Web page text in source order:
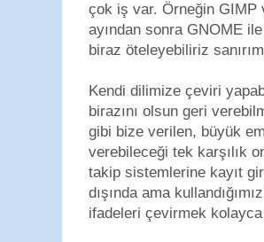
çok iş var. Örneğin GIMP
ayından sonra GNOME
biraz öteleyebiliriz
Kendi dilimize çeviri
birazını olsun geri
gibi bize verilen, büyük
verebileceği tek karşılık
takip sistemlerine kayıt
dışında ama
ifadeleri çevirmek